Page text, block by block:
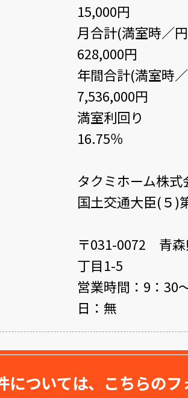
15,000円
月合計(満室時／
628,000円
年間合計(満室時
7,536,000円
満室利回り
16.75％
タクミホーム株式
国土交通大臣(５)
〒031-0072 青
丁目1-5
営業時間：9：30
日：無
については、こちらのフ